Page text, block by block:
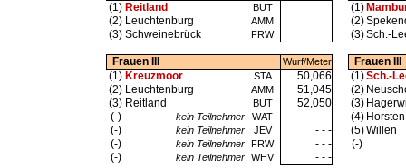
(1) Reitland BUT (1)
(2) Leuchtenburg AMM (2)
(3) Schweinebrück FRW (3)Sch.-
Frauen III Wurf/Meter
Frauen III
(1) Kreuzmoor STA 50,066 (1)Sch.-
(2) Leuchtenburg AMM 51,045 (2)
(3) Reitland BUT 52,050 (3)
(-)
kein Teilnehmer WAT - - - (4) Horsten
(-)
kein Teilnehmer JEV - - - (5)Willen
(-)
kein Teilnehmer FRW - - -
(-)
(-)
kein Teilnehmer WHV - - -